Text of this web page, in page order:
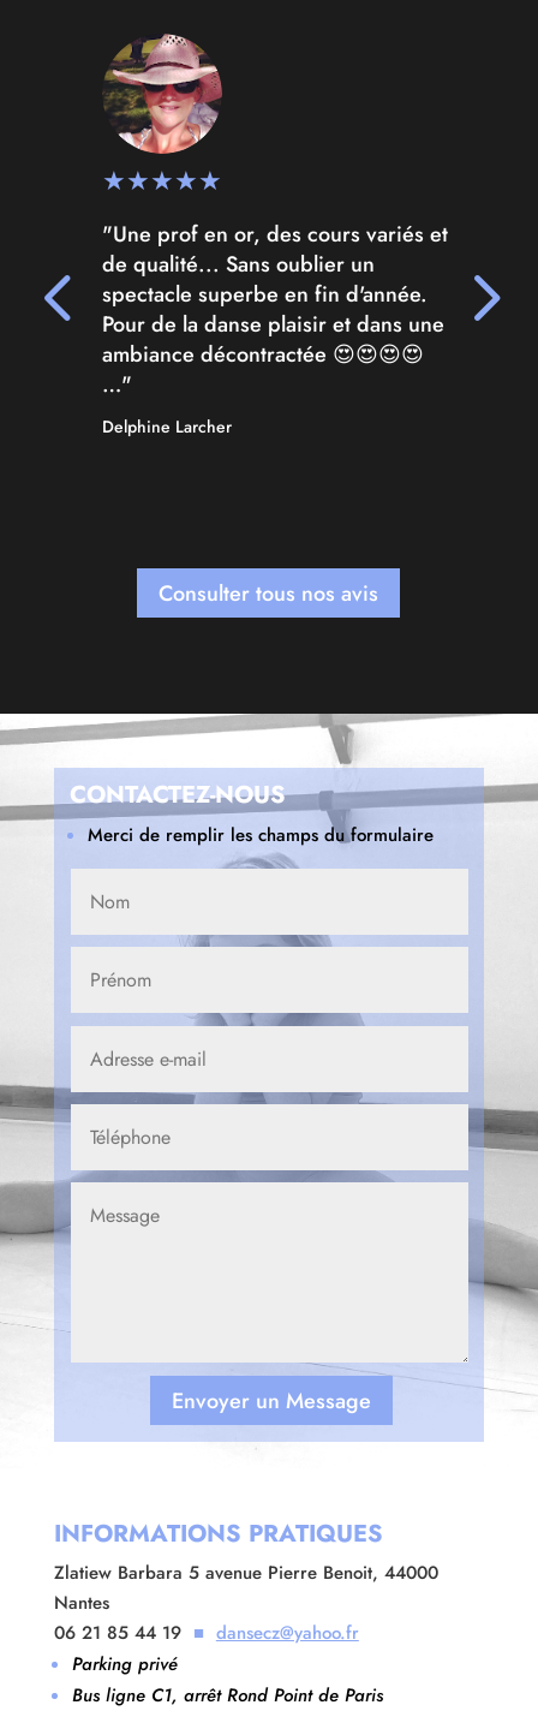
★★★★★
"Une prof en or, des cours variés et
de qualité... Sans oublier un
spectacle superbe en fin d'année.
Pour de la danse plaisir et dans une
ambiance décontractée 😍😍😍😍
…"
Delphine Larcher
Consulter tous nos avis
CONTACTEZ-NOUS
Merci de remplir les champs du formulaire
Envoyer un Message
INFORMATIONS PRATIQUES
Zlatiew Barbara 5 avenue Pierre Benoit, 44000
Nantes
06 21 85 44 19 ■ dansecz@yahoo.fr
Parking privé
Bus ligne C1, arrêt Rond Point de Paris